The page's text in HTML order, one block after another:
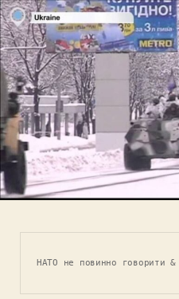
НАТО не повинно говорити